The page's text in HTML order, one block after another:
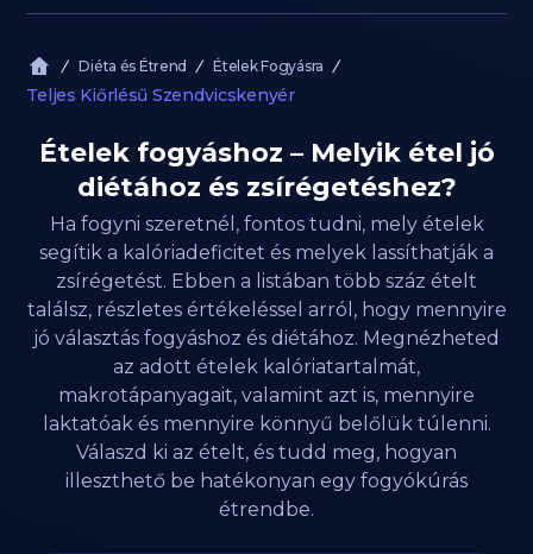
Diéta és Étrend Ételek Fogyásra
Teljes Kiőrlésű Szendvicskenyér
Ételek fogyáshoz – Melyik étel jó
diétához és zsírégetéshez?
Ha fogyni szeretnél, fontos tudni, mely ételek
segítik a kalóriadeficitet és melyek lassíthatják a
zsírégetést. Ebben a listában több száz ételt
találsz, részletes értékeléssel arról, hogy mennyire
jó választás fogyáshoz és diétához. Megnézheted
az adott ételek kalóriatartalmát,
makrotápanyagait, valamint azt is, mennyire
laktatóak és mennyire könnyű belőlük túlenni.
Válaszd ki az ételt, és tudd meg, hogyan
illeszthető be hatékonyan egy fogyókúrás
étrendbe.